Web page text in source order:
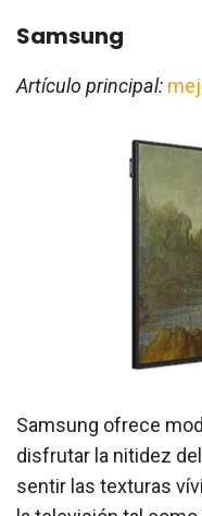
Samsung
Artículo principal:
Samsung ofrece
disfrutar la nitidez
sentir las texturas